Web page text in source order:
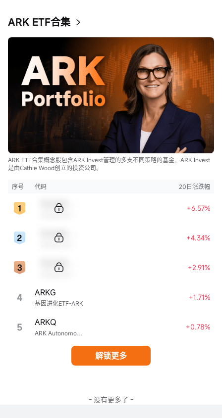
ARK ETF合集
ARK ETF合集概念股包含ARK Invest管理的多支不同策略的基金，ARK Invest
是由Cathie Wood创立的投资公司。
序号 代码 20日涨跌幅
+6.57%
+4.34%
+2.91%
4 基因进化ETF-ARK
ARKG +1.71%
5 ARK Autonomous Technology & Robotics ETF
ARKQ +0.78%
解锁更多
- 没有更多了 -